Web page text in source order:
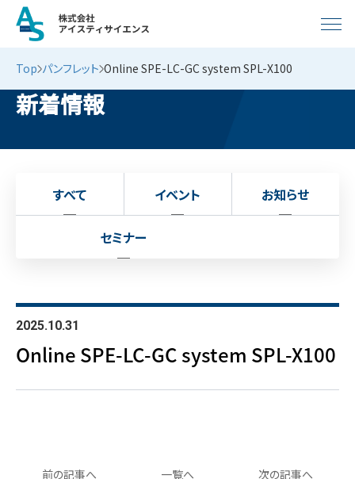
Top パンフレット Online SPE-LC-GC system SPL-X100
新着情報
すべて イベント お知らせ
セミナー
2025.10.31
Online SPE-LC-GC system SPL-X100
一覧へ
前の記事へ
次の記事へ